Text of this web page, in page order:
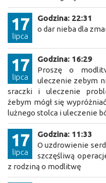
17
lipca
Godzina: 22:31
o dar nieba dla
17
lipca
Godzina: 16:29
Proszę o
uleczenie zebym
sraczki i uleczenie
żebym mógł się
lużnego stolca i uleczenie
17
lipca
Godzina: 11:33
O uzdrowienie
szczęśliwą
z rodziną o modlitwę